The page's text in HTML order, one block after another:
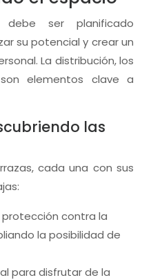
ser planificado
su potencial y crear un
La distribución, los
elementos clave a
las
cada una con sus
contra la
la posibilidad de
para disfrutar de la